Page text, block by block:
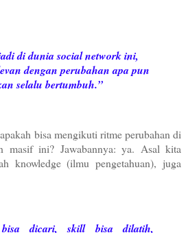
di dunia social network ini,
dengan perubahan apa pun
selalu bertumbuh.”
bisa mengikuti ritme perubahan di
masif ini? Jawabannya: ya. Asal kita
knowledge (ilmu pengetahuan), juga
dicari, skill bisa dilatih,